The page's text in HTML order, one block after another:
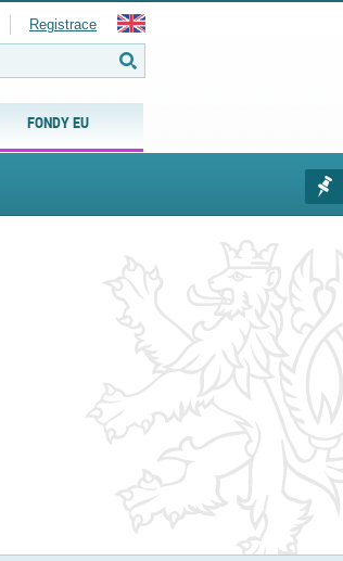
FONDY EU
Registrace